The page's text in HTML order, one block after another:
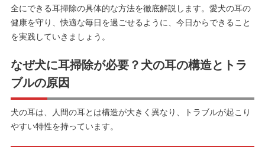
全にできる耳掃除の具体的な方法を徹底解説します。愛犬の耳の
健康を守り、快適な毎日を過ごせるように、今日からできること
を実践していきましょう。
なぜ犬に耳掃除が必要？犬の耳の構造とトラ
ブルの原因
犬の耳は、人間の耳とは構造が大きく異なり、トラブルが起こり
やすい特性を持っています。